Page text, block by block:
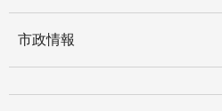
市政情報